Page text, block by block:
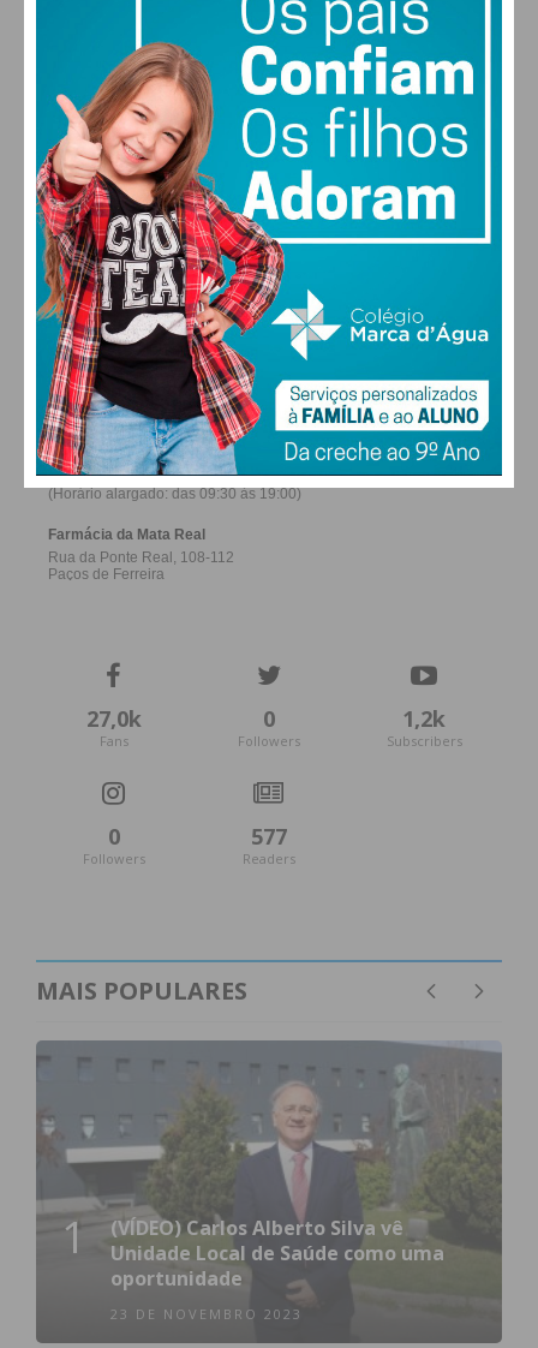
SÁB DOM
28
SEG
30
TER
ALTERAR
FARMACIAS DE SERVIÇO EM PAÇOS DE
FERREIRA
27,0k
Fans
0
Followers
1,2k
Subscribers
0
Followers
577
Readers
MAIS POPULARES
1
(VÍDEO) Carlos Alberto Silva vê
Unidade Local de Saúde como uma
oportunidade
23 DE NOVEMBRO 2023